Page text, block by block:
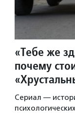
«Тебе же
почему
Сериал —